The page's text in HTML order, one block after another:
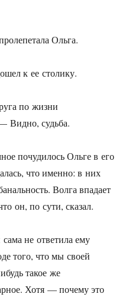
Ольга.
к ее столику.
по жизни
Видно, судьба.
почудилось Ольге в его
что именно: в них
Волга впадает
он, по сути, сказал.
не ответила ему
того, что мы своей
такое же
Хотя — почему это